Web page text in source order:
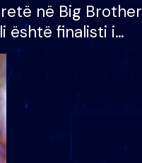
në Big Brother
është finalisti i
lë shtëpinë